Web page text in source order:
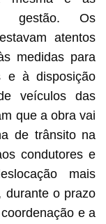
gestão. Os
atentos
medidas para
e à disposição
veículos das
que a obra vai
de trânsito na
condutores e
mais
durante o prazo
e a